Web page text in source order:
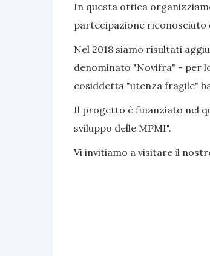
In questa ottica
partecipazione
Nel 2018 siamo risultati
denominato "Novifra" - per
cosiddetta "utenza fragile"
Il progetto è finanziato nel
sviluppo delle MPMI".
Vi invitiamo a visitare il